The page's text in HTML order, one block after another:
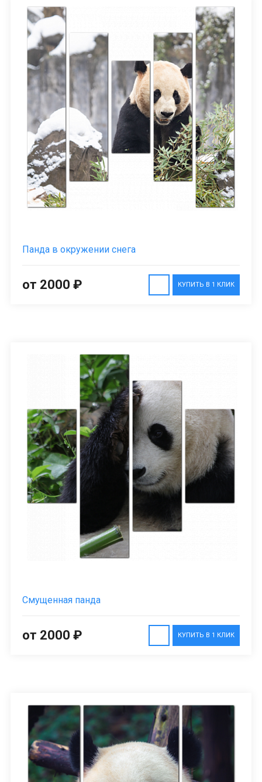
Панда в окружении снега
КУПИТЬ В 1 КЛИК
от 2000 ₽
Смущенная панда
КУПИТЬ В 1 КЛИК
от 2000 ₽